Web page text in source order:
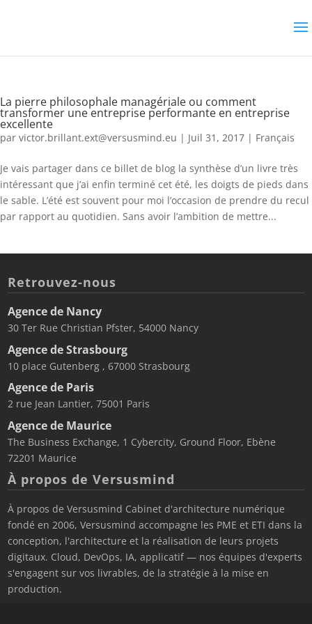
La pierre philosophale managériale ou comment
transformer une entreprise performante en entreprise
excellente
par victor.brillant.ext@versusmind.eu | Juil 31, 2017 | Français
Je vais partager dans ce billet de blog la synthèse d’un livre très
intéressant que j’ai enfin terminé cet été, les doigts de pieds dans
le sable. L’été est souvent pour moi l’occasion de prendre du recul
par rapport au quotidien. Sans avoir l’ambition de mettre...
Retrouvez-nous
Agence de Nancy
30 Ter Rue Christian Pfster, 54000 Nancy
Agence de Strasbourg
10 place Gutenberg , 67000 Strasbourg
Agence de Paris
2 rue Jean Lantier, 75001 Paris
Agence de Maurice
The Business Exchange, 1 Cybercity, Ground Floor, Ebène
72201 Maurice
À propos de Versusmind
À propos de Versusmind Cabinet d'architecture numérique
fondé en 2006, Versusmind accompagne les PME et ETI dans la
conception, l'architecture et la réalisation de leurs projets
digitaux. Cloud, DevOps, IA, applicatif — nos équipes d'experts
s'engagent sur vos livrables, de la stratégie à la mise en
production.